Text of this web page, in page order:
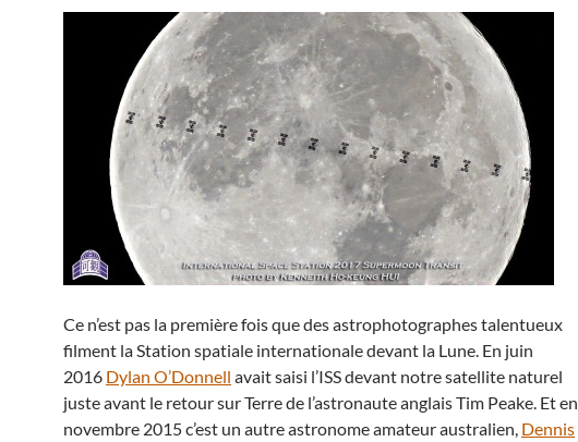
Ce n’est pas la première fois que des astrophotographes talentueux
filment la Station spatiale internationale devant la Lune. En juin
2016 Dylan O’Donnell avait saisi l’ISS devant notre satellite naturel
juste avant le retour sur Terre de l’astronaute anglais Tim Peake. Et en
novembre 2015 c’est un autre astronome amateur australien, Dennis